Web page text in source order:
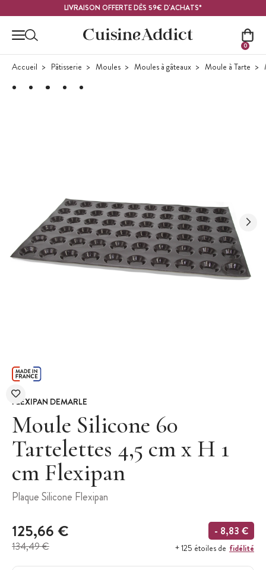
LIVRAISON OFFERTE DÈS 59€ D'ACHATS*
0
Accueil Pâtisserie Moules Moules à gâteaux Moule à Tarte
FLEXIPAN DEMARLE
Moule Silicone 60
Tartelettes 4,5 cm x H 1
cm Flexipan
Plaque Silicone Flexipan
125,66 €
134,49 €
- 8,83 €
+ 125 étoiles de fidélité